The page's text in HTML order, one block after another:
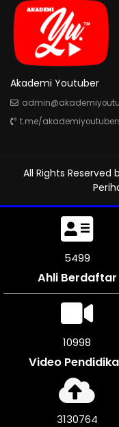
Akademi Youtuber
t.me/
All Rights Reserved
5913
Ahli Berdaftar
11826
Video
3366468